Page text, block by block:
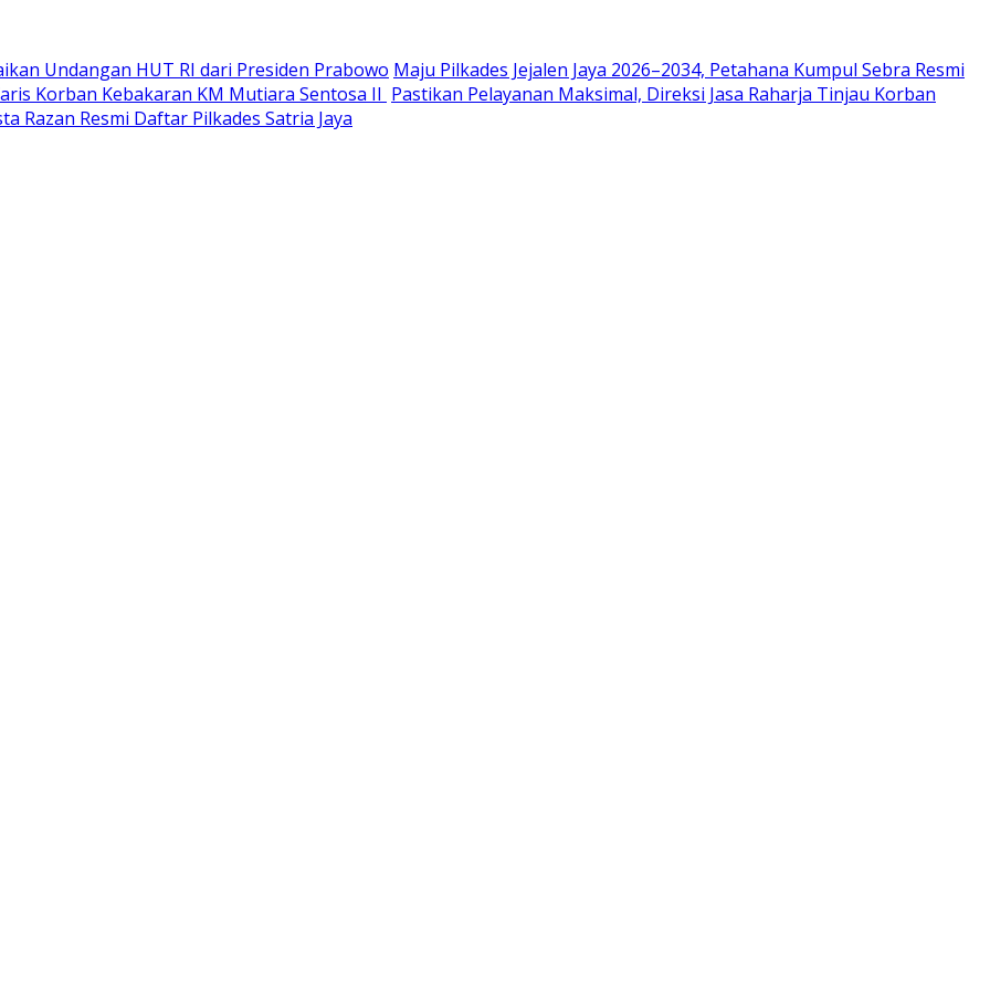
Undangan HUT RI dari Presiden Prabowo Maju Pilkades Jejalen Jaya 2026–2034, Petahana Kumpul Sebra Resmi
Korban Kebakaran KM Mutiara Sentosa II Pastikan Pelayanan Maksimal, Direksi Jasa Raharja Tinjau Korban
Razan Resmi Daftar Pilkades Satria Jaya